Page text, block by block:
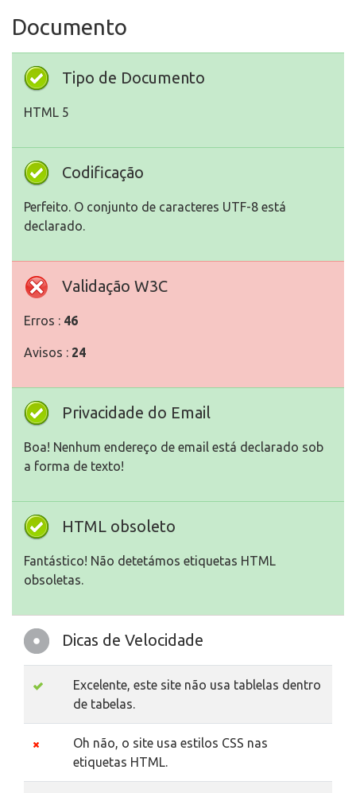
Documento
Tipo de Documento
HTML 5
Codificação
Perfeito. O conjunto de caracteres UTF-8 está
declarado.
Validação W3C
Erros : 46
Avisos : 24
Privacidade do Email
Boa! Nenhum endereço de email está declarado sob
a forma de texto!
HTML obsoleto
Fantástico! Não detetámos etiquetas HTML
obsoletas.
Dicas de Velocidade
Excelente, este site não usa tablelas dentro
de tabelas.
Oh não, o site usa estilos CSS nas
etiquetas HTML.